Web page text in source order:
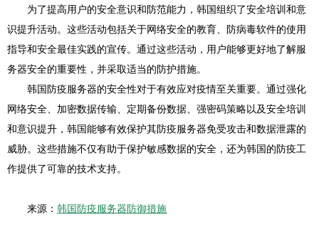
为了提高用户的安全意识和防范能力，韩国组织了安全培训和意
识提升活动。这些活动包括关于网络安全的教育、防病毒软件的使用
指导和安全最佳实践的宣传。通过这些活动，用户能够更好地了解服
务器安全的重要性，并采取适当的防护措施。
韩国防疫服务器的安全性对于有效应对疫情至关重要。通过强化
网络安全、加密数据传输、定期备份数据、强密码策略以及安全培训
和意识提升，韩国能够有效保护其防疫服务器免受攻击和数据泄露的
威胁。这些措施不仅有助于保护敏感数据的安全，还为韩国的防疫工
作提供了可靠的技术支持。
来源： 韩国防疫服务器防御措施